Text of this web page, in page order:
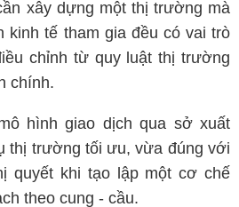
xây dựng một thị trường mà
kinh tế tham gia đều có vai trò
chỉnh từ quy luật thị trường
chính.
hình giao dịch qua sở xuất
thị trường tối ưu, vừa đúng với
quyết khi tạo lập một cơ chế
theo cung - cầu.